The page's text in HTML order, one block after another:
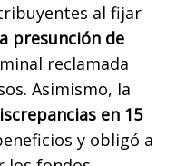
al fijar
presunción de
reclamada
Asimismo, la
en 15
y obligó a